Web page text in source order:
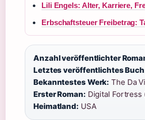
Lili Engels: Alter, Karriere,
Erbschaftsteuer Freibetrag:
Anzahl veröffentlichter
Letztes veröffentlichtes
Bekanntestes Werk: The Da
Erster Roman: Digital Fortress
Heimatland: USA